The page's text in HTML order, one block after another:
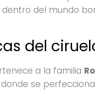
del mundo
del
a la familia
se